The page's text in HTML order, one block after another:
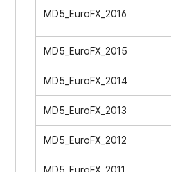
MD5_EuroFX_2016
MD5_EuroFX_2015
MD5_EuroFX_2014
MD5_EuroFX_2013
MD5_EuroFX_2012
MD5_EuroFX_2011